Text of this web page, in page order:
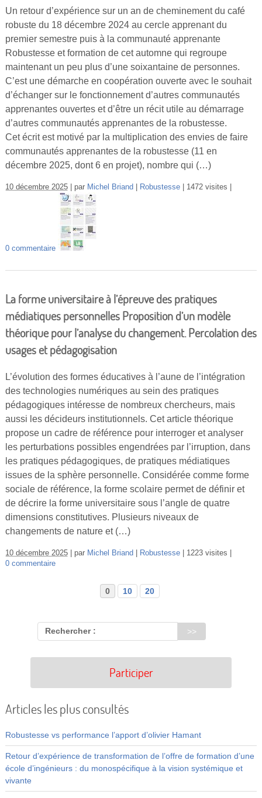
Un retour d’expérience sur un an de cheminement du café
robuste du 18 décembre 2024 au cercle apprenant du
premier semestre puis à la communauté apprenante
Robustesse et formation de cet automne qui regroupe
maintenant un peu plus d’une soixantaine de personnes.
C’est une démarche en coopération ouverte avec le souhait
d’échanger sur le fonctionnement d’autres communautés
apprenantes ouvertes et d’être un récit utile au démarrage
d’autres communautés apprenantes de la robustesse.
Cet écrit est motivé par la multiplication des envies de faire
communautés apprenantes de la robustesse (11 en
décembre 2025, dont 6 en projet), nombre qui (…)
10 décembre 2025 par Michel Briand Robustesse 1472 visites
0 commentaire
La forme universitaire à l’épreuve des pratiques
médiatiques personnelles Proposition d’un modèle
théorique pour l’analyse du changement. Percolation des
usages et pédagogisation
L’évolution des formes éducatives à l’aune de l’intégration
des technologies numériques au sein des pratiques
pédagogiques intéresse de nombreux chercheurs, mais
aussi les décideurs institutionnels. Cet article théorique
propose un cadre de référence pour interroger et analyser
les perturbations possibles engendrées par l’irruption, dans
les pratiques pédagogiques, de pratiques médiatiques
issues de la sphère personnelle. Considérée comme forme
sociale de référence, la forme scolaire permet de définir et
de décrire la forme universitaire sous l’angle de quatre
dimensions constitutives. Plusieurs niveaux de
changements de nature et (…)
10 décembre 2025 par Michel Briand Robustesse
1223 visites
0 commentaire
0 10 20
Rechercher :
Participer
Articles les plus consultés
Robustesse vs performance l’apport d’olivier Hamant
Retour d’expérience de transformation de l’offre de formation d’une
école d’ingénieurs : du monospécifique à la vision systémique et
vivante